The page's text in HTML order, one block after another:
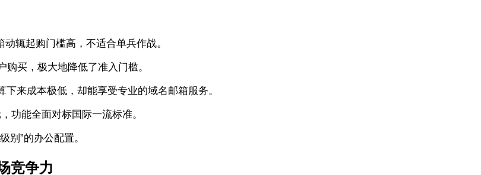
辄起购门槛高，不适合单兵作战。
买，极大地降低了准入门槛。
来成本极低，却能享受专业的域名邮箱服务。
功能全面对标国际一流标准。
别”的办公配置。
竞争力